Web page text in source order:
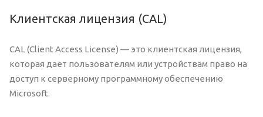
Клиентская лицензия (CAL)
CAL (Client Access License) — это клиентская лицензия,
которая дает пользователям или устройствам право на
доступ к серверному программному обеспечению
Microsoft.